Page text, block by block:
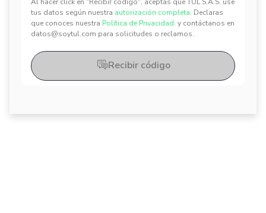
tus datos según nuestra autorización completa. Declaras
que conoces nuestra Política de Privacidad. y contáctanos en
datos@soytul.com para solicitudes o reclamos.
✕
✕
Recibir código